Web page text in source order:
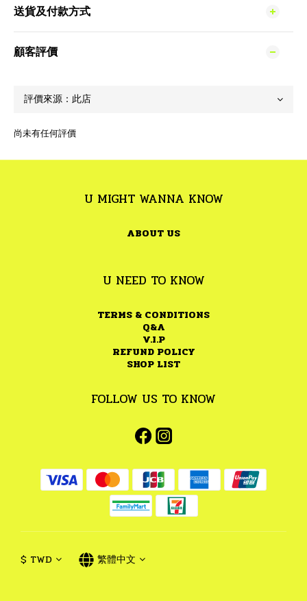
送貨及付款方式
顧客評價
尚未有任何評價
U MIGHT WANNA KNOW
ABOUT US
U NEED TO KNOW
TERMS & CONDITIONS
Q&A
V.I.P
REFUND POLICY
SHOP LIST
FOLLOW US TO KNOW
$ TWD 繁體中文